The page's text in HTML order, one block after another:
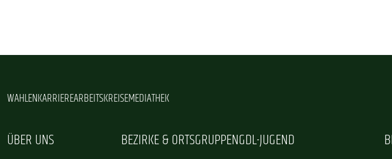
WAHLENKARRIEREARBEITSKREISEMEDIATHEK
ÜBER UNS BEZIRKE & ORTSGRUPPENGDL-JUGEND